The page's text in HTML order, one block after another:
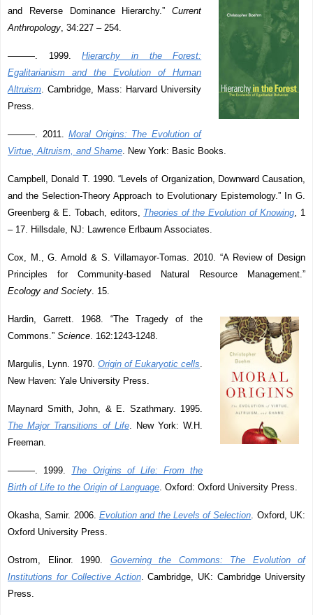
and Reverse Dominance Hierarchy.”Current
Anthropology , 34:227 – 254.
———. 1999.Hierarchy in the Forest:
Egalitarianism and the Evolution of Human
Altruism . Cambridge, Mass: Harvard University
Press.
———. 2011.Moral Origins: The Evolution of
Virtue, Altruism, and Shame . New York: Basic Books.
Campbell, Donald T. 1990. “Levels of Organization, Downward Causation,
and the Selection-Theory Approach to Evolutionary Epistemology.” In G.
Greenberg & E. Tobach, editors, Theories of the Evolution of Knowing , 1
– 17. Hillsdale, NJ: Lawrence Erlbaum Associates.
Cox, M., G. Arnold & S. Villamayor-Tomas. 2010. “A Review of Design
Principles for Community-based Natural Resource Management.”
Ecology and Society . 15.
Hardin, Garrett. 1968. “The Tragedy of the
Commons.” Science . 162:1243-1248.
Margulis, Lynn. 1970.Origin of Eukaryotic cells
New Haven: Yale University Press.
Maynard Smith, John, & E. Szathmary. 1995.
The Major Transitions of Life. New York: W.H.
Freeman.
———. 1999. The Origins of Life: From the
Birth of Life to the Origin of Language . Oxford: Oxford University Press.
Okasha, Samir. 2006. Evolution and the Levels of Selection . Oxford, UK:
Oxford University Press.
Ostrom, Elinor. 1990. Governing the Commons: The Evolution of
Institutions for Collective Action. Cambridge, UK: Cambridge University
Press.